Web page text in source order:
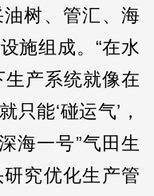
树、管汇、海
施组成。“在水
产系统就像在
能‘碰运气’，
海一号”气田生
究优化生产管